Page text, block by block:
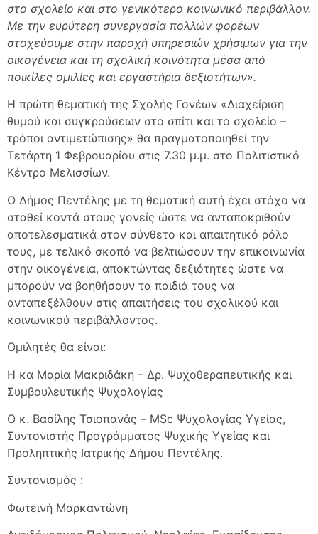
στο σχολείο και στο γενικότερο κοινωνικό περιβάλλον.
Με την ευρύτερη συνεργασία πολλών φορέων
στοχεύουμε στην παροχή υπηρεσιών χρήσιμων για την
οικογένεια και τη σχολική κοινότητα μέσα από
ποικίλες ομιλίες και εργαστήρια δεξιοτήτων».
Η πρώτη θεματική της Σχολής Γονέων «Διαχείριση
θυμού και συγκρούσεων στο σπίτι και το σχολείο –
τρόποι αντιμετώπισης» θα πραγματοποιηθεί την
Τετάρτη 1 Φεβρουαρίου στις 7.30 μ.μ. στο Πολιτιστικό
Κέντρο Μελισσίων.
Ο Δήμος Πεντέλης με τη θεματική αυτή έχει στόχο να
σταθεί κοντά στους γονείς ώστε να ανταποκριθούν
αποτελεσματικά στον σύνθετο και απαιτητικό ρόλο
τους, με τελικό σκοπό να βελτιώσουν την επικοινωνία
στην οικογένεια, αποκτώντας δεξιότητες ώστε να
μπορούν να βοηθήσουν τα παιδιά τους να
ανταπεξέλθουν στις απαιτήσεις του σχολικού και
κοινωνικού περιβάλλοντος.
Ομιλητές θα είναι:
Η κα Μαρία Μακριδάκη – Δρ. Ψυχοθεραπευτικής και
Συμβουλευτικής Ψυχολογίας
Ο κ. Βασίλης Τσιοπανάς – MSc Ψυχολογίας Υγείας,
Συντονιστής Προγράμματος Ψυχικής Υγείας και
Προληπτικής Ιατρικής Δήμου Πεντέλης.
Συντονισμός :
Φωτεινή Μαρκαντώνη